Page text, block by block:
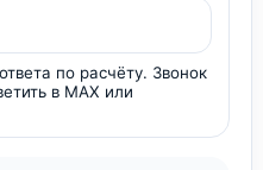
по расчёту. Звонок
в MAX или